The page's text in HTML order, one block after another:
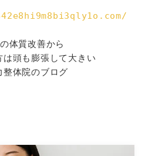
体質改善から
頭も膨張して大きい
整体院のブログ